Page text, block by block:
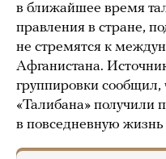
в ближайшее время
правления в стране,
не стремятся к
Афганистана.
группировки сообщил,
«Талибана» получили
в повседневную жизнь